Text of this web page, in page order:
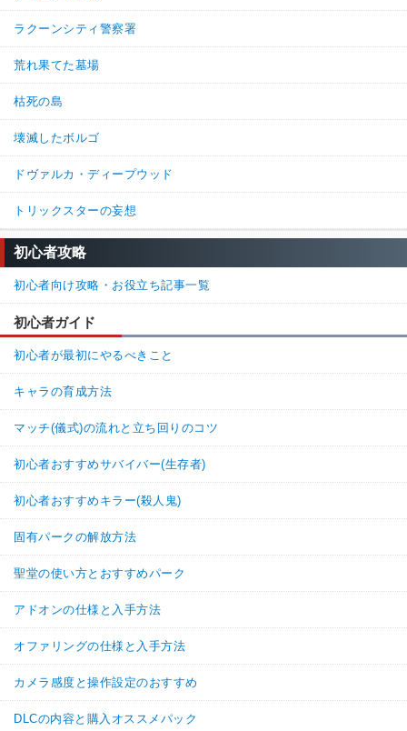
ラクーンシティ警察署
荒れ果てた墓場
枯死の島
壊滅したボルゴ
ドヴァルカ・ディープウッド
トリックスターの妄想
初心者攻略
初心者向け攻略・お役立ち記事一覧
初心者ガイド
初心者が最初にやるべきこと
キャラの育成方法
マッチ(儀式)の流れと立ち回りのコツ
初心者おすすめサバイバー(生存者)
初心者おすすめキラー(殺人鬼)
固有パークの解放方法
聖堂の使い方とおすすめパーク
アドオンの仕様と入手方法
オファリングの仕様と入手方法
カメラ感度と操作設定のおすすめ
DLCの内容と購入オススメパック